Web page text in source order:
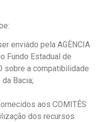
enviado pela AGÊNCIA
Fundo Estadual de
sobre a compatibilidade
Bacia;
aos COMITÊS
dos recursos